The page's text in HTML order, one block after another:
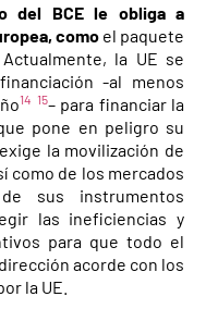
del BCE le obliga a
como el paquete
la UE se
-al menos
14 15– para financiar la
pone en peligro su
la movilización de
como de los mercados
sus instrumentos
las ineficiencias y
para que todo el
acorde con los
la UE.